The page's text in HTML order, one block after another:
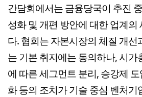
간담회에서는 금융당국이 추진
성화 및 개편 방안에 대한 업계의
다. 협회는 자본시장의 체질 개
는 기본 취지에는 동의하나, 시가
에 따른 세그먼트 분리, 승강제
화 등의 조치가 기술 중심 벤처